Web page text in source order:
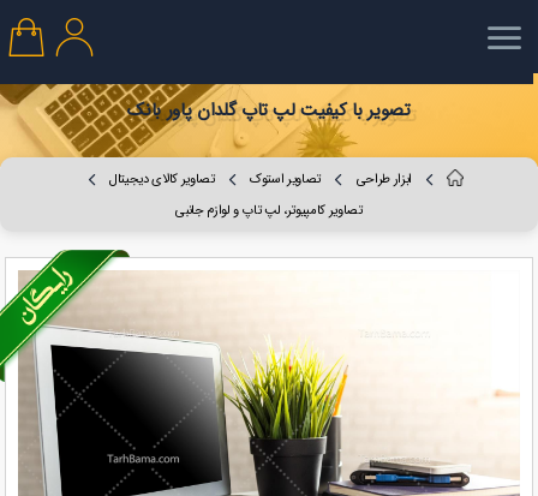
تصویر با کیفیت لپ تاپ گلدان پاور بانک
ابزار طراحی تصاویر استوک
تصاویر کالای دیجیتال
تصاویر کامپیوتر، لپ تاپ و لوازم جانبی